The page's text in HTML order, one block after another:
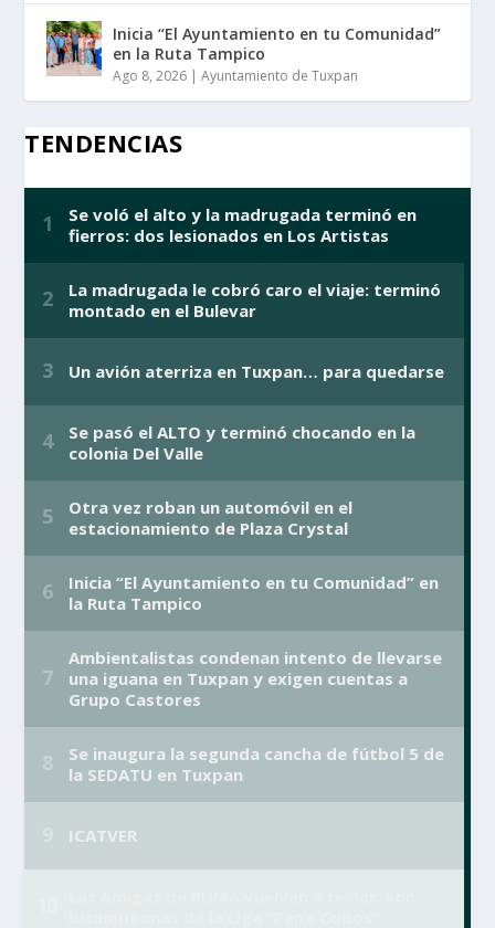
Inicia “El Ayuntamiento en tu Comunidad”
en la Ruta Tampico
Ago 8, 2026 |Ayuntamiento de Tuxpan
TENDENCIAS